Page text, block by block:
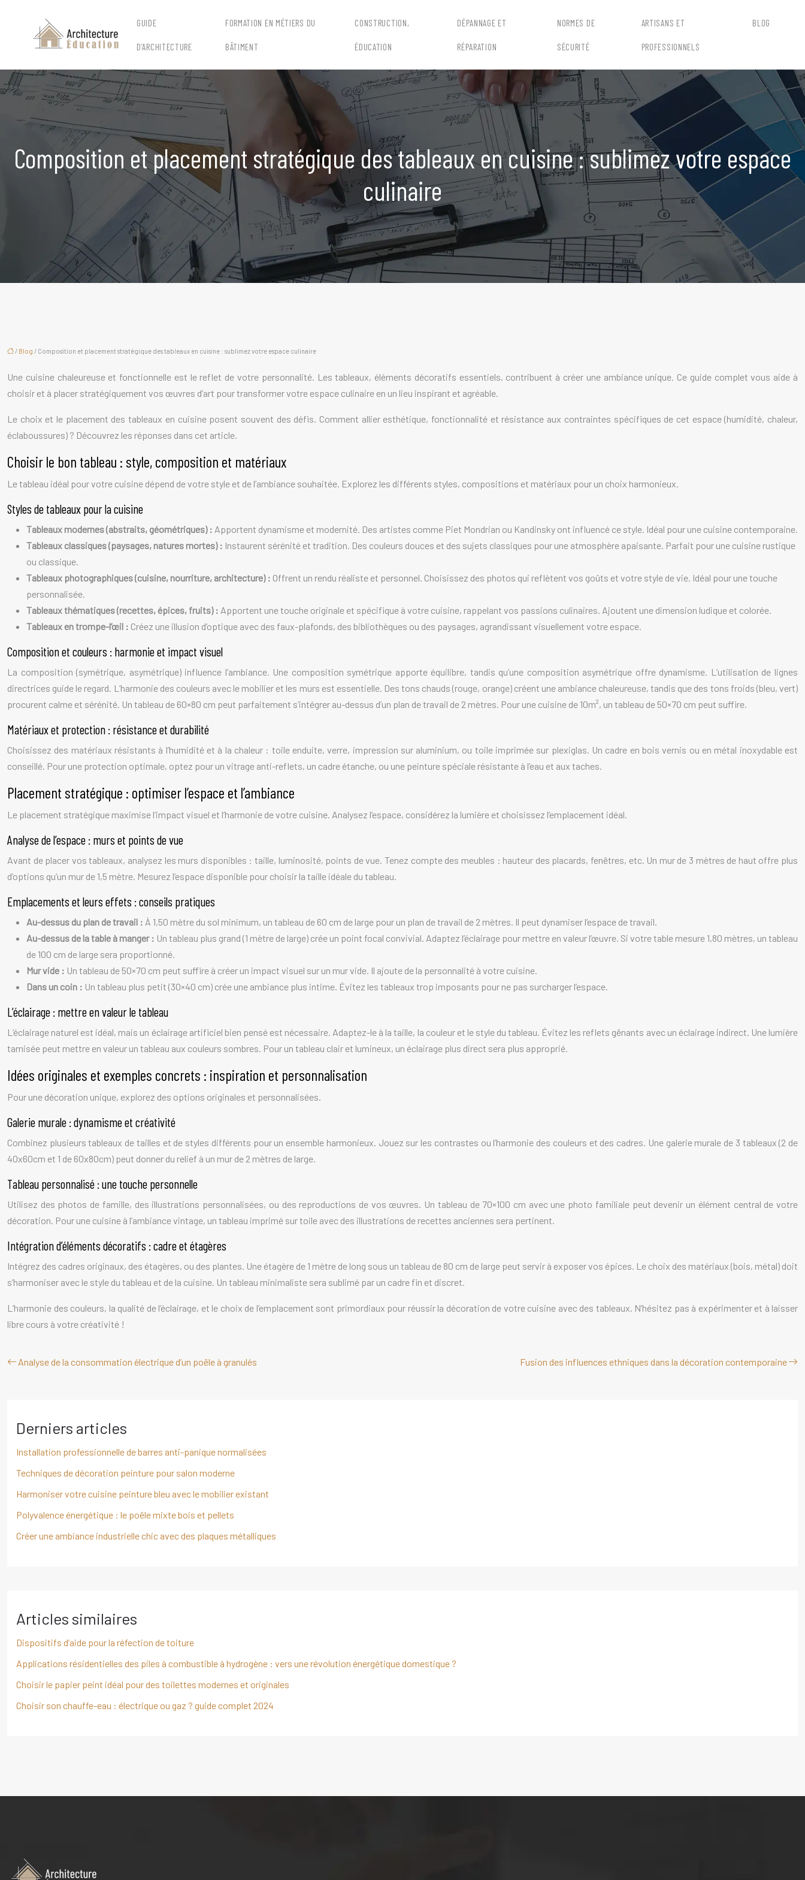
GUIDE
D’ARCHITECTURE
FORMATION EN MÉTIERS DU
BÂTIMENT
CONSTRUCTION,
ÉDUCATION
DÉPANNAGE ET
RÉPARATION
NORMES DE
SÉCURITÉ
ARTISANS ET
PROFESSIONNELS
BLOG
Composition et placement stratégique des tableaux en cuisine : sublimez votre espace
culinaire
/ Blog / Composition et placement stratégique des tableaux en cuisine : sublimez votre espace culinaire
Une cuisine chaleureuse et fonctionnelle est le reflet de votre personnalité. Les tableaux, éléments décoratifs essentiels, contribuent à créer une ambiance unique. Ce guide complet vous aide à
choisir et à placer stratégiquement vos œuvres d’art pour transformer votre espace culinaire en un lieu inspirant et agréable.
Le choix et le placement des tableaux en cuisine posent souvent des défis. Comment allier esthétique, fonctionnalité et résistance aux contraintes spécifiques de cet espace (humidité, chaleur,
éclaboussures) ? Découvrez les réponses dans cet article.
Choisir le bon tableau : style, composition et matériaux
Le tableau idéal pour votre cuisine dépend de votre style et de l’ambiance souhaitée. Explorez les différents styles, compositions et matériaux pour un choix harmonieux.
Styles de tableaux pour la cuisine
Tableaux modernes (abstraits, géométriques) : Apportent dynamisme et modernité. Des artistes comme Piet Mondrian ou Kandinsky ont influencé ce style. Idéal pour une cuisine contemporaine.
Tableaux classiques (paysages, natures mortes) : Instaurent sérénité et tradition. Des couleurs douces et des sujets classiques pour une atmosphère apaisante. Parfait pour une cuisine rustique
ou classique.
Tableaux photographiques (cuisine, nourriture, architecture) : Offrent un rendu réaliste et personnel. Choisissez des photos qui reflètent vos goûts et votre style de vie. Idéal pour une touche
personnalisée.
Tableaux thématiques (recettes, épices, fruits) : Apportent une touche originale et spécifique à votre cuisine, rappelant vos passions culinaires. Ajoutent une dimension ludique et colorée.
Tableaux en trompe-l’œil : Créez une illusion d’optique avec des faux-plafonds, des bibliothèques ou des paysages, agrandissant visuellement votre espace.
Composition et couleurs : harmonie et impact visuel
La composition (symétrique, asymétrique) influence l’ambiance. Une composition symétrique apporte équilibre, tandis qu’une composition asymétrique offre dynamisme. L’utilisation de lignes
directrices guide le regard. L’harmonie des couleurs avec le mobilier et les murs est essentielle. Des tons chauds (rouge, orange) créent une ambiance chaleureuse, tandis que des tons froids (bleu, vert)
procurent calme et sérénité. Un tableau de 60×80 cm peut parfaitement s’intégrer au-dessus d’un plan de travail de 2 mètres. Pour une cuisine de 10m², un tableau de 50×70 cm peut suffire.
Matériaux et protection : résistance et durabilité
Choisissez des matériaux résistants à l’humidité et à la chaleur : toile enduite, verre, impression sur aluminium, ou toile imprimée sur plexiglas. Un cadre en bois vernis ou en métal inoxydable est
conseillé. Pour une protection optimale, optez pour un vitrage anti-reflets, un cadre étanche, ou une peinture spéciale résistante à l’eau et aux taches.
Placement stratégique : optimiser l’espace et l’ambiance
Le placement stratégique maximise l’impact visuel et l’harmonie de votre cuisine. Analysez l’espace, considérez la lumière et choisissez l’emplacement idéal.
Analyse de l’espace : murs et points de vue
Avant de placer vos tableaux, analysez les murs disponibles : taille, luminosité, points de vue. Tenez compte des meubles : hauteur des placards, fenêtres, etc. Un mur de 3 mètres de haut offre plus
d’options qu’un mur de 1,5 mètre. Mesurez l’espace disponible pour choisir la taille idéale du tableau.
Emplacements et leurs effets : conseils pratiques
Au-dessus du plan de travail : À 1,50 mètre du sol minimum, un tableau de 60 cm de large pour un plan de travail de 2 mètres. Il peut dynamiser l’espace de travail.
Au-dessus de la table à manger : Un tableau plus grand (1 mètre de large) crée un point focal convivial. Adaptez l’éclairage pour mettre en valeur l’œuvre. Si votre table mesure 1,80 mètres, un tableau
de 100 cm de large sera proportionné.
Mur vide : Un tableau de 50×70 cm peut suffire à créer un impact visuel sur un mur vide. Il ajoute de la personnalité à votre cuisine.
Dans un coin : Un tableau plus petit (30×40 cm) crée une ambiance plus intime. Évitez les tableaux trop imposants pour ne pas surcharger l’espace.
L’éclairage : mettre en valeur le tableau
L’éclairage naturel est idéal, mais un éclairage artificiel bien pensé est nécessaire. Adaptez-le à la taille, la couleur et le style du tableau. Évitez les reflets gênants avec un éclairage indirect. Une lumière
tamisée peut mettre en valeur un tableau aux couleurs sombres. Pour un tableau clair et lumineux, un éclairage plus direct sera plus approprié.
Idées originales et exemples concrets : inspiration et personnalisation
Pour une décoration unique, explorez des options originales et personnalisées.
Galerie murale : dynamisme et créativité
Combinez plusieurs tableaux de tailles et de styles différents pour un ensemble harmonieux. Jouez sur les contrastes ou l’harmonie des couleurs et des cadres. Une galerie murale de 3 tableaux (2 de
40x60cm et 1 de 60x80cm) peut donner du relief à un mur de 2 mètres de large.
Tableau personnalisé : une touche personnelle
Utilisez des photos de famille, des illustrations personnalisées, ou des reproductions de vos œuvres. Un tableau de 70×100 cm avec une photo familiale peut devenir un élément central de votre
décoration. Pour une cuisine à l’ambiance vintage, un tableau imprimé sur toile avec des illustrations de recettes anciennes sera pertinent.
Intégration d’éléments décoratifs : cadre et étagères
Intégrez des cadres originaux, des étagères, ou des plantes. Une étagère de 1 mètre de long sous un tableau de 80 cm de large peut servir à exposer vos épices. Le choix des matériaux (bois, métal) doit
s’harmoniser avec le style du tableau et de la cuisine. Un tableau minimaliste sera sublimé par un cadre fin et discret.
L’harmonie des couleurs, la qualité de l’éclairage, et le choix de l’emplacement sont primordiaux pour réussir la décoration de votre cuisine avec des tableaux. N’hésitez pas à expérimenter et à laisser
libre cours à votre créativité !
Analyse de la consommation électrique d’un poêle à granulés Fusion des influences ethniques dans la décoration contemporaine
Derniers articles
Installation professionnelle de barres anti-panique normalisées
Techniques de décoration peinture pour salon moderne
Harmoniser votre cuisine peinture bleu avec le mobilier existant
Polyvalence énergétique : le poêle mixte bois et pellets
Créer une ambiance industrielle chic avec des plaques métalliques
Articles similaires
Dispositifs d’aide pour la réfection de toiture
Applications résidentielles des piles à combustible à hydrogène : vers une révolution énergétique domestique ?
Choisir le papier peint idéal pour des toilettes modernes et originales
Choisir son chauffe-eau : électrique ou gaz ? guide complet 2024